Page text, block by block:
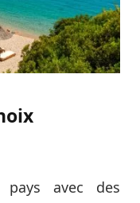
avec des